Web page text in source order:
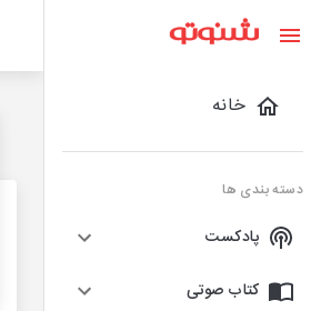
خانه
دسته بندی ها
پادکست
کتاب صوتی